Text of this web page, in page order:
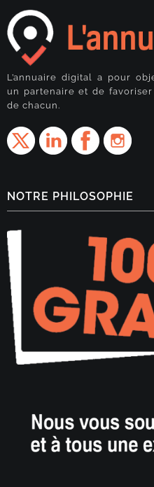
L’annuaire digital a pour
un partenaire et de
de chacun.
NOTRE PHILOSOPHIE